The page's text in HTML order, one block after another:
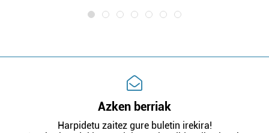
Azken berriak
Harpidetu zaitez gure buletin irekira!